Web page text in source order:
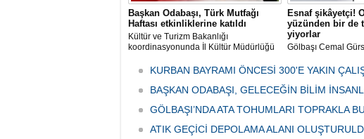
Başkan Odabaşı, Türk Mutfağı
Haftası etkinliklerine katıldı
Kültür ve Turizm Bakanlığı
koordinasyonunda İl Kültür Müdürlüğü
Haftası" etkinlikleri Ankara'da devam
Esnaf şikâyetçi!
yüzünden bir de
yiyorlar
Gölbaşı Cemal
bulunan esnaf ve
vatandaşlar park
canından bezdi.
KURBAN BAYRAMI ÖNCESİ 300'E YAKIN
BAŞKAN ODABAŞI, GELECEĞİN BİLİM
GÖLBAŞI’NDA ATA TOHUMLARI TOPRAKLA
ATIK GEÇİCİ DEPOLAMA ALANI